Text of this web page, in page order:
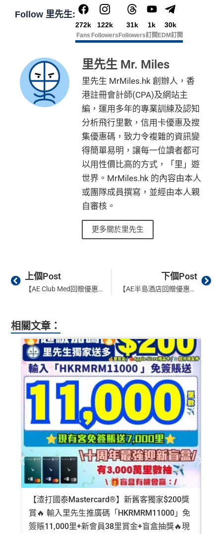
a Miles/ Avios/ KrisFlyer/Marriott Bonvoy
Hilton Hono
rs Points等等
AE緊急家居及汽車支援服務
美心美膳會2-3人星期一至四食有六折
睇戲折扣：
星期五係百老匯、PALACE或AMC睇戲買
一送一或其他日子享有8折優惠
AE購物保障：延長一年保障
高達HK$9,000奢華酒店回贈
AE白金卡香港足球會HKFC禮遇
亞洲50+指定高爾夫球會免費果嶺費
信和酒店優惠：會送住宿禮券，信和酒店及遠東酒店
集團第二晚免費住宿
AE美膳會及餐廳優惠合集
AE信用卡優惠合集
年費$9,500無得豁免
平日簽賬HK$9=1里，儲里數嚟講唔算吸引
轉換成飛行里數手續費每次HK$400
查看更多信用卡詳情及分析...
Follow 里先生:
272k
Fans
122k
Followers
31k
Followers
1k
訂閱
30k
EDM訂閱
里先生 Mr. Miles
里先生 MrMiles.hk 創辦人，香
港註冊會計師(CPA)及網站主
編，運用多年的專業訓練及認知
分析飛行里數，信用卡優惠及搜
集優惠碼，致力令複雜的資訊變
得簡單易明，讓每一位讀者都可
以用性價比高的方式，「里」遊
世界。MrMiles.hk 的內容由本人
或團隊成員撰寫，並經由本人親
自審核。
更多關於里先生
Prev
上個Post
【AE Club Med回贈優惠】用AE白金卡於香港官網簽$5,000回$1,500！整個推廣期最高$3,000回贈！優惠要登記！
下個Post
【AE半島酒店回贈優惠】用AE白金卡於指定The Peninsula Hotels酒店前台簽$5,000回$1,500！整個推廣期最高$3,000回贈！優惠要登記！
相關文章：
【渣打國泰Mastercard®】新舊客獨家$200獎
賞🔥 輸入里先生推廣碼「HKRMRM11000」免
簽賬11,000里+新會員38里賞金+盲盒抽獎🔥現